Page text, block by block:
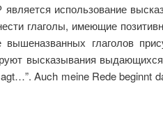
использование
глаголы, имеющие
вышеназванных глаголов
высказывания
Auch meine Rede beginnt